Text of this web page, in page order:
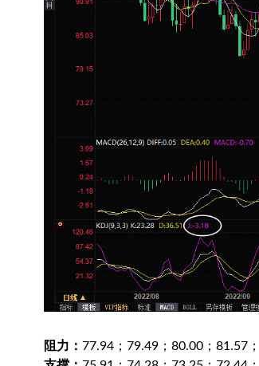
阻力： 77.94；79.49；80.00；81.57；